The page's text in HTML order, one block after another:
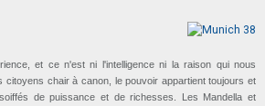
et ce n'est ni l'intelligence ni la raison qui nous
citoyens chair à canon, le pouvoir appartient toujours et
de puissance et de richesses. Les Mandella et